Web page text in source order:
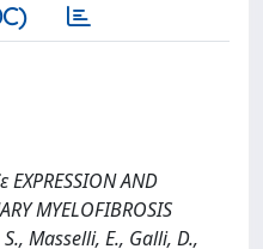
EXPRESSION AND
MYELOFIBROSIS
Masselli, E., Galli, D.,